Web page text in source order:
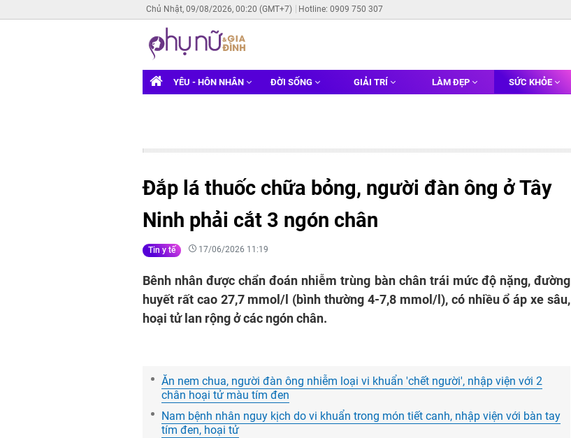
Chủ Nhật, 09/08/2026, 00:20 (GMT+7) Hotline: 0909 750 307
YÊU - HÔN NHÂN ĐỜI SỐNG GIẢI TRÍ LÀM ĐẸP SỨC KHỎE
Đắp lá thuốc chữa bỏng, người đàn ông ở Tây
Ninh phải cắt 3 ngón chân
Tin y tế 17/06/2026 11:19
Bênh nhân được chẩn đoán nhiễm trùng bàn chân trái mức độ nặng, đường
huyết rất cao 27,7 mmol/l (bình thường 4-7,8 mmol/l), có nhiều ổ áp xe sâu,
hoại tử lan rộng ở các ngón chân.
Ăn nem chua, người đàn ông nhiễm loại vi khuẩn 'chết người', nhập viện với 2
chân hoại tử màu tím đen
Nam bệnh nhân nguy kịch do vi khuẩn trong món tiết canh, nhập viện với bàn tay
tím đen, hoại tử